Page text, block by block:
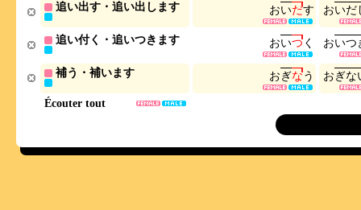
Écouter tout
追い出す・追い出します おいだす おいだ
追い付く・追いつきます おいつく おいつ
補う・補います おぎなう おぎな